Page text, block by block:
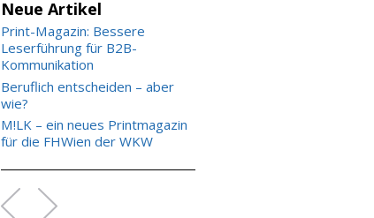
Neue Artikel
Print-Magazin: Bessere
Leserführung für B2B-
Kommunikation
Beruflich entscheiden – aber
wie?
M!LK – ein neues Printmagazin
für die FHWien der WKW